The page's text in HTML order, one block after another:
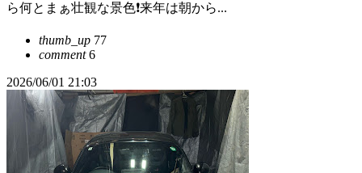
ら何とまぁ壮観な景色❗️来年は朝から...
thumb_up 77
comment6
2026/06/01 21:03